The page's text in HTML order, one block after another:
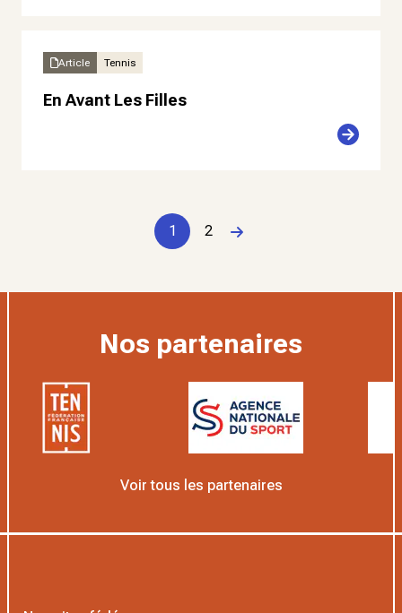
Article Tennis
En Avant Les Filles
1 2
Page suivante
Nos partenaires
Voir tous les partenaires